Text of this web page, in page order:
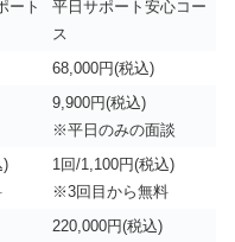
ート
平日サポート安心コー
ス
68,000円(税込)
9,900円(税込)
※平日のみの面談
)
1回/1,100円(税込)
※3回目から無料
220,000円(税込)